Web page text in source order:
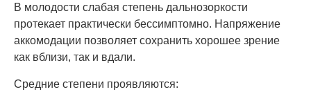
В молодости слабая степень дальнозоркости
протекает практически бессимптомно. Напряжение
аккомодации позволяет сохранить хорошее зрение
как вблизи, так и вдали.
Средние степени проявляются: